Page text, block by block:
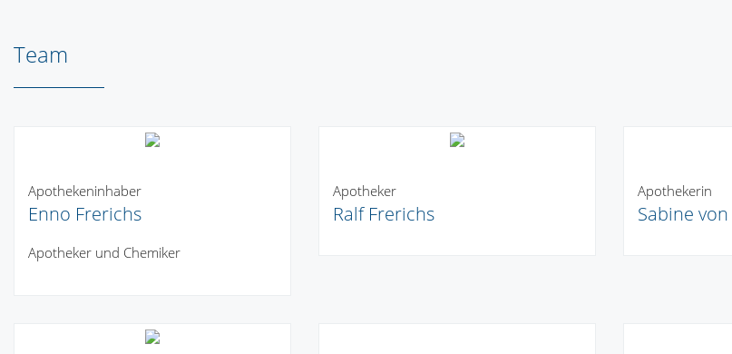
Team
Apothekeninhaber
Enno Frerichs
Apotheker und Chemiker
Apotheker
Ralf Frerichs
Apothekerin
Sabine